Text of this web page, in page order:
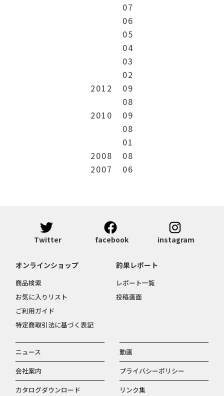
07
06
05
04
03
02
2012
09
08
2010
09
08
01
2008
08
2007
06
Twitter facebook instagram
ニュース
動画
会社案内
プライバシーポリシー
カタログダウンロード
リンク集
オンラインショップ
商品検索
お気に入りリスト
ご利用ガイド
特定商取引法に基づく表記
釣果レポート
レポート一覧
投稿画面